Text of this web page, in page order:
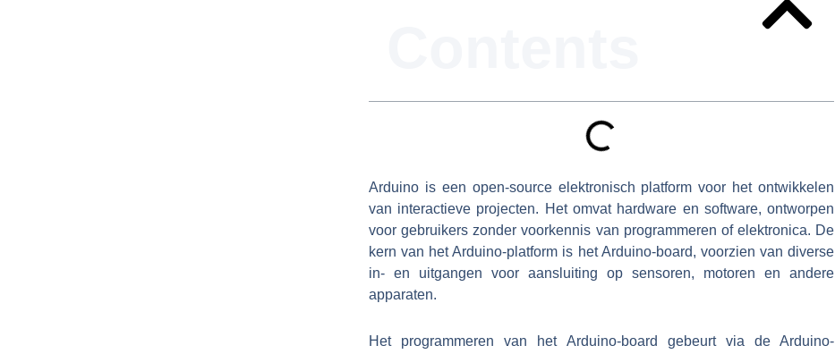
Arduino is een open-source elektronisch platform voor het ontwikkelen
van interactieve projecten. Het omvat hardware en software, ontworpen
voor gebruikers zonder voorkennis van programmeren of elektronica. De
kern van het Arduino-platform is het Arduino-board, voorzien van diverse
in- en uitgangen voor aansluiting op sensoren, motoren en andere
apparaten.
Het programmeren van het Arduino-board gebeurt via de Arduino-